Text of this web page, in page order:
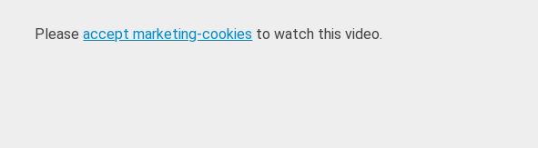
Pleaseaccept marketing-cookies to watch this video.